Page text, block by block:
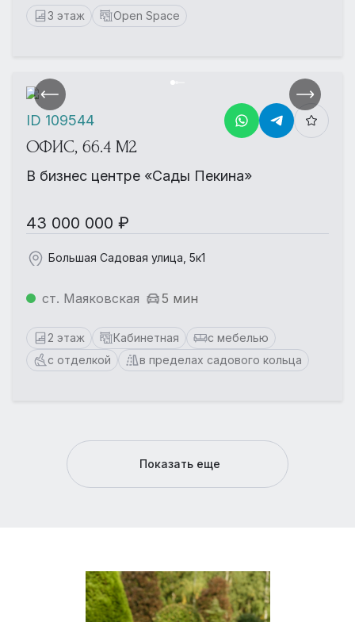
3 этаж Open Space
ОФИС, 66.4 М2
В бизнес центре «Сады Пекина»
43 000 000 ₽
Большая Садовая улица, 5к1
ст. Маяковская 5 мин
2 этаж Кабинетная
с мебелью
с отделкой
в пределах садового кольца
ID 109544
Показать еще